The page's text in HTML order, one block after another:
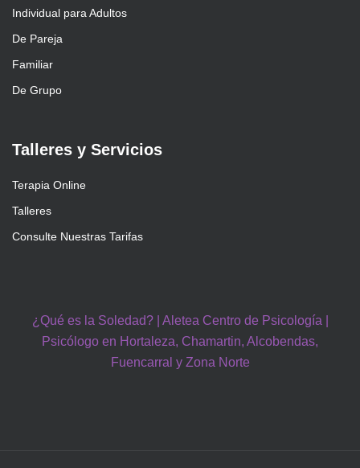
Individual para Adultos
De Pareja
Familiar
De Grupo
Talleres y Servicios
Terapia Online
Talleres
Consulte Nuestras Tarifas
¿Qué es la Soledad? | Aletea Centro de Psicología |
Psicólogo en Hortaleza, Chamartin, Alcobendas,
Fuencarral y Zona Norte